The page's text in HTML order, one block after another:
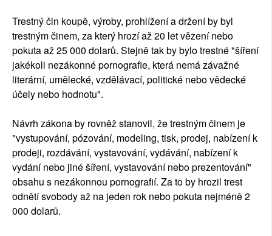
Trestný čin koupě, výroby, prohlížení a držení by byl
trestným činem, za který hrozí až 20 let vězení nebo
pokuta až 25 000 dolarů. Stejně tak by bylo trestné "šíření
jakékoli nezákonné pornografie, která nemá závažné
literární, umělecké, vzdělávací, politické nebo vědecké
účely nebo hodnotu".
Návrh zákona by rovněž stanovil, že trestným činem je
"vystupování, pózování, modeling, tisk, prodej, nabízení k
prodeji, rozdávání, vystavování, vydávání, nabízení k
vydání nebo jiné šíření, vystavování nebo prezentování"
obsahu s nezákonnou pornografií. Za to by hrozil trest
odnětí svobody až na jeden rok nebo pokuta nejméně 2
000 dolarů.